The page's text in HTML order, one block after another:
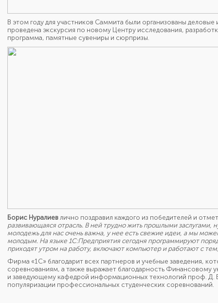
В этом году для участников Саммита были организованы
проведена экскурсия по новому Центру исследования,
программа, памятные сувениры и сюрпризы.
Борис Нуралиевлично поздравил каждого из победителей и
развивающаяся отрасль. В ней трудно жить прошлыми заслугами,
молодежь для нас очень важна, у нее есть свежие идеи, а мы
молодым. На языке 1С:Предприятия сегодня программируют
приходят утром на работу, включают компьютер и работают с
Фирма «1С» благодарит всех партнеров и учебные заведения,
соревнованиям, а также выражает благодарность Финансовому
и заведующему кафедрой информационных технологий проф. Д.
популяризации профессиональных студенческих соревнований.